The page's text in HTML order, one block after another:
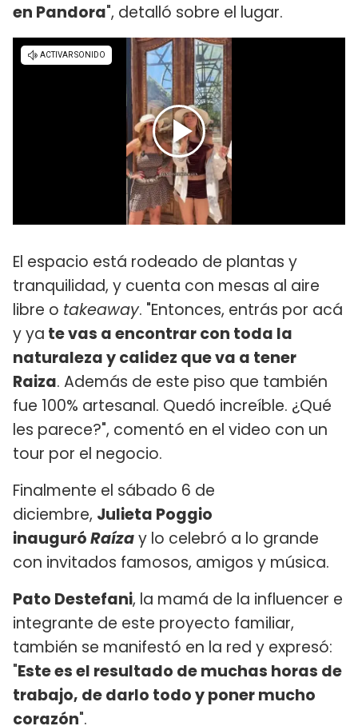
en Pandora", detalló sobre el lugar.
El espacio está rodeado de plantas y
tranquilidad, y cuenta con mesas al aire
libre o takeaway. "Entonces, entrás por acá
y ya te vas a encontrar con toda la
naturaleza y calidez que va a tener
Raiza. Además de este piso que también
fue 100% artesanal. Quedó increíble. ¿Qué
les parece?", comentó en el video con un
tour por el negocio.
Finalmente el sábado 6 de
diciembre, Julieta Poggio
inauguróRaízay lo celebró a lo grande
con invitados famosos, amigos y música.
Pato Destefani, la mamá de la influencer e
integrante de este proyecto familiar,
también se manifestó en la red y expresó:
"Este es el resultado de muchas horas de
trabajo, de darlo todo y poner mucho
corazón".